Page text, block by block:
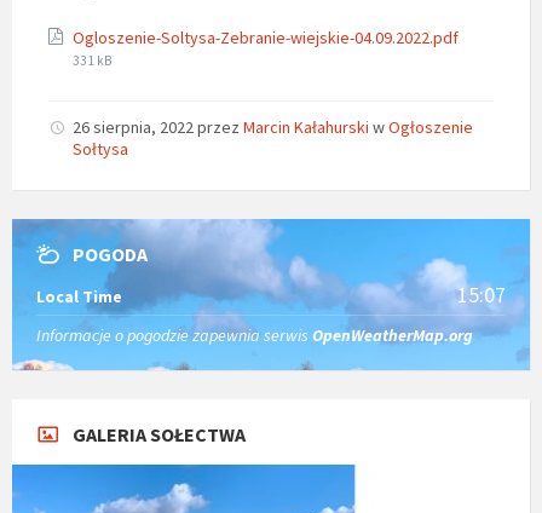
Ogloszenie-Soltysa-Zebranie-wiejskie-04.09.2022.pdf
331 kB
26 sierpnia, 2022przez Marcin Kałahurski wOgłoszenie
Sołtysa
POGODA
Local Time 15:07
Informacje o pogodzie zapewnia serwis OpenWeatherMap.org
GALERIA SOŁECTWA